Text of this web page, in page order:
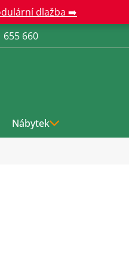
dlažba ➡️
655 660
Nábytek